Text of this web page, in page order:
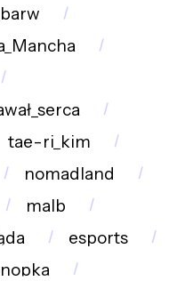
tae-ri_kim
nomadland
malb
esports